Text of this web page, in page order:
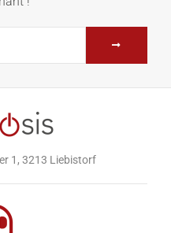
1, 3213 Liebistorf